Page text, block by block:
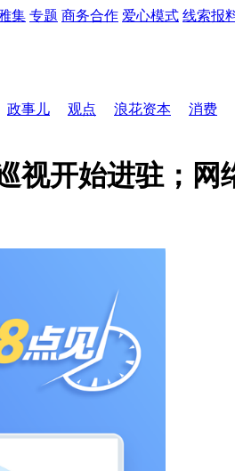
集 专题 商务合作 爱心模式 线索报
政事儿 观点 浪花资本 消费
视开始进驻；网